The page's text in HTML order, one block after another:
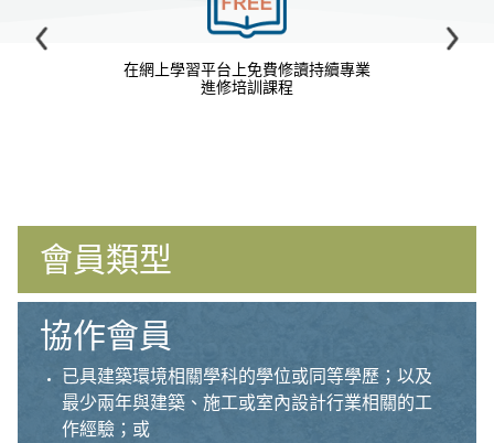
在網上學習平台上免費修讀持續專業
進修培訓課程
Previous Next
會員類型
協作會員
已具建築環境相關學科的學位或同等學歷；以及
最少兩年與建築、施工或室內設計行業相關的工
作經驗；或